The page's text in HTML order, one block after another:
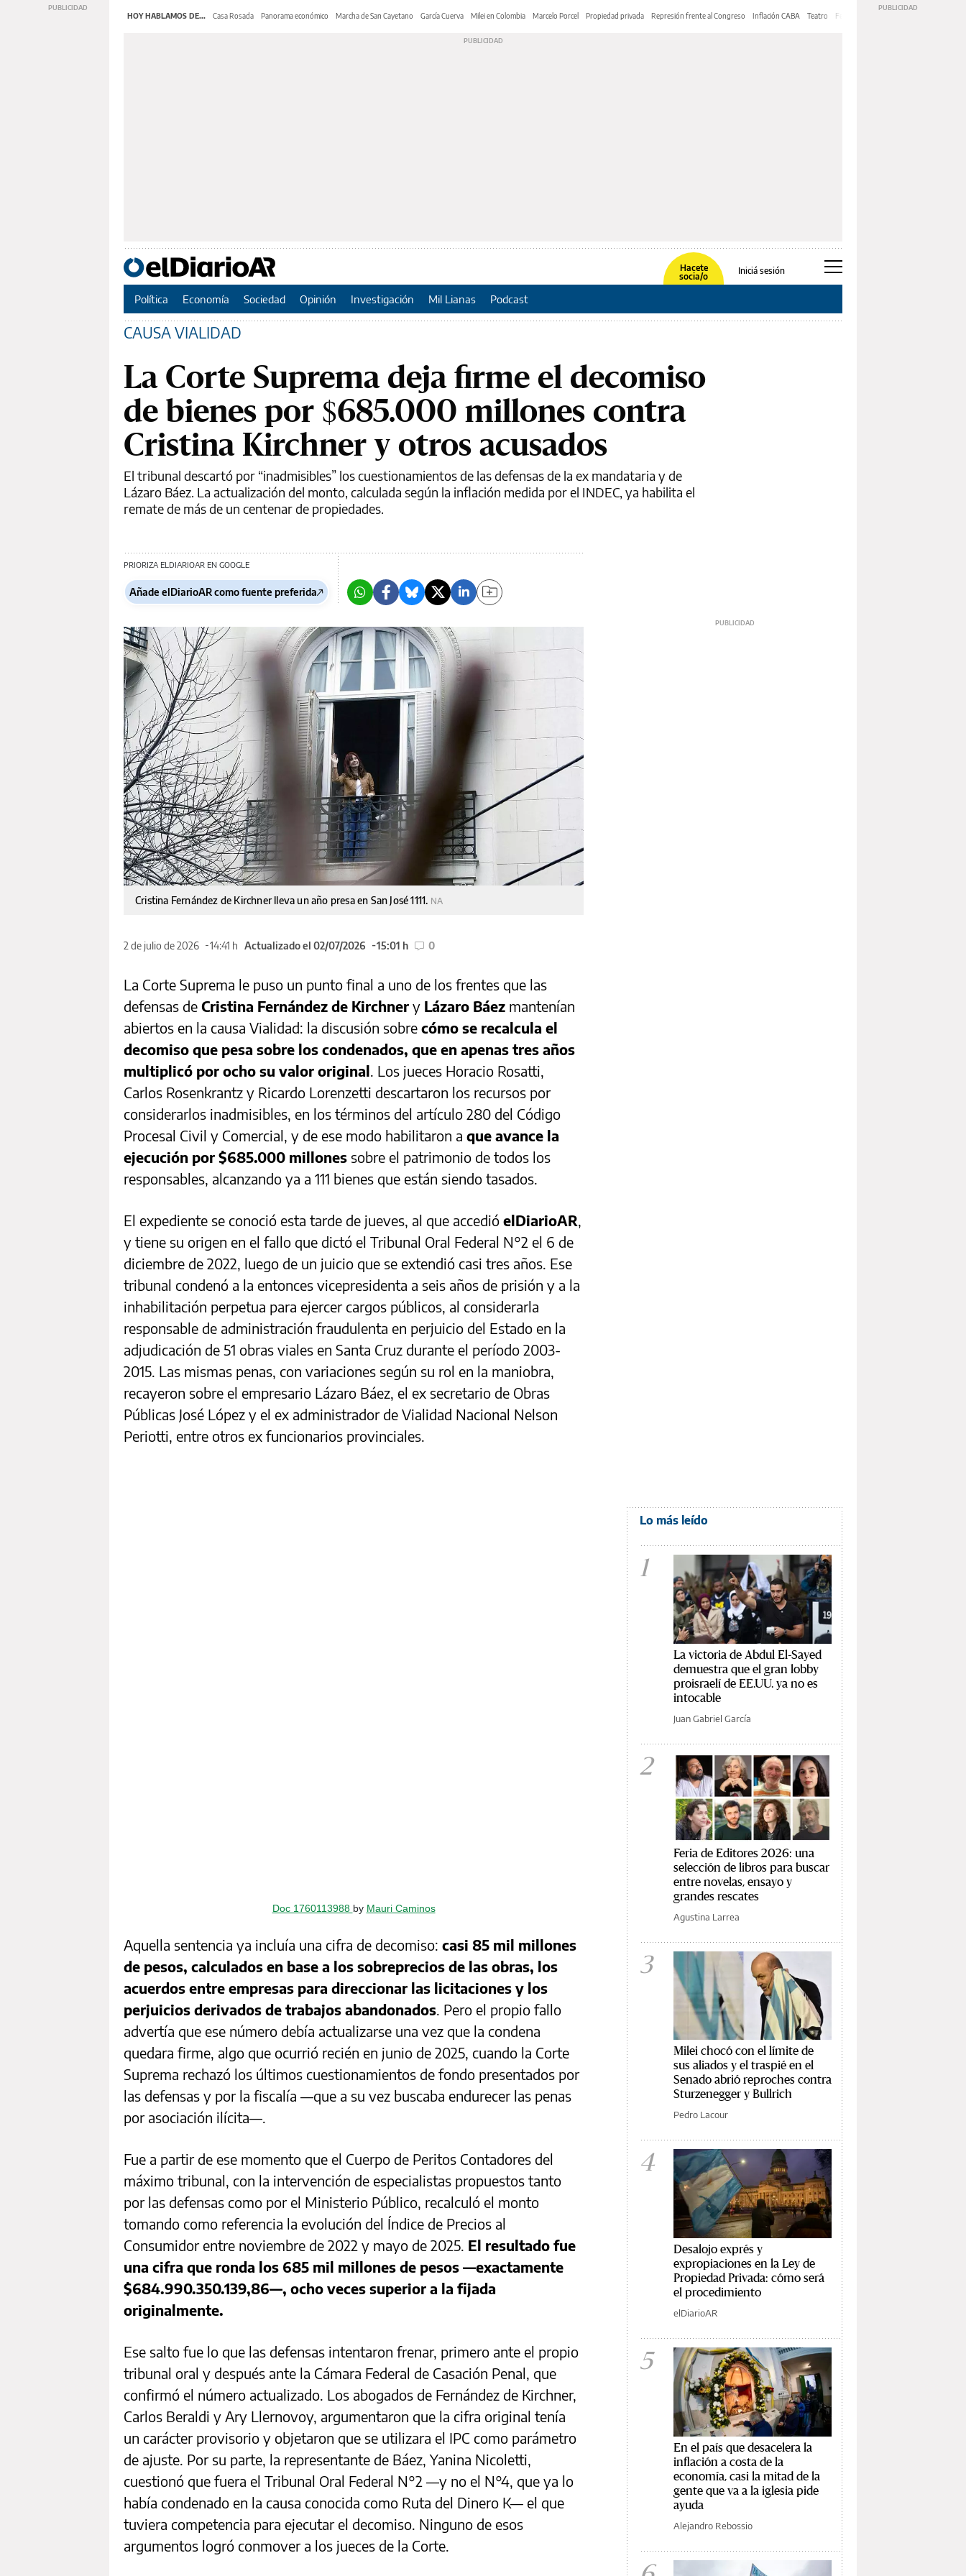
HOY HABLAMOS DE... Casa Rosada Panorama económico Marcha de San Cayetano García Cuerva Milei en Colombia Marcelo Porcel Propiedad privada Represión frente al Congreso Inflación CABA Teatro Feria de Editores
Hacete
socia/o
Iniciá sesión
Política Economía Sociedad Opinión Investigación Mil Lianas Podcast
CAUSA VIALIDAD
La Corte Suprema deja firme el decomiso
de bienes por $685.000 millones contra
Cristina Kirchner y otros acusados
El tribunal descartó por “inadmisibles” los cuestionamientos de las defensas de la ex mandataria y de
Lázaro Báez. La actualización del monto, calculada según la inflación medida por el INDEC, ya habilita el
remate de más de un centenar de propiedades.
PRIORIZA ELDIARIOAR EN GOOGLE
Añade elDiarioAR como fuente preferida
Cristina Fernández de Kirchner lleva un año presa en San José 1111. NA
2 de julio de 2026 14:41 h Actualizado el 02/07/2026 15:01 h 0
La Corte Suprema le puso un punto final a uno de los frentes que las
defensas de Cristina Fernández de Kirchner y Lázaro Báez mantenían
abiertos en la causa Vialidad: la discusión sobre cómo se recalcula el
decomiso que pesa sobre los condenados, que en apenas tres años
multiplicó por ocho su valor original. Los jueces Horacio Rosatti,
Carlos Rosenkrantz y Ricardo Lorenzetti descartaron los recursos por
considerarlos inadmisibles, en los términos del artículo 280 del Código
Procesal Civil y Comercial, y de ese modo habilitaron a que avance la
ejecución por $685.000 millones sobre el patrimonio de todos los
responsables, alcanzando ya a 111 bienes que están siendo tasados.
El expediente se conoció esta tarde de jueves, al que accedió elDiarioAR,
y tiene su origen en el fallo que dictó el Tribunal Oral Federal N°2 el 6 de
diciembre de 2022, luego de un juicio que se extendió casi tres años. Ese
tribunal condenó a la entonces vicepresidenta a seis años de prisión y a la
inhabilitación perpetua para ejercer cargos públicos, al considerarla
responsable de administración fraudulenta en perjuicio del Estado en la
adjudicación de 51 obras viales en Santa Cruz durante el período 2003-
2015. Las mismas penas, con variaciones según su rol en la maniobra,
recayeron sobre el empresario Lázaro Báez, el ex secretario de Obras
Públicas José López y el ex administrador de Vialidad Nacional Nelson
Periotti, entre otros ex funcionarios provinciales.
Doc 1760113988 by Mauri Caminos
Aquella sentencia ya incluía una cifra de decomiso: casi 85 mil millones
de pesos, calculados en base a los sobreprecios de las obras, los
acuerdos entre empresas para direccionar las licitaciones y los
perjuicios derivados de trabajos abandonados. Pero el propio fallo
advertía que ese número debía actualizarse una vez que la condena
quedara firme, algo que ocurrió recién en junio de 2025, cuando la Corte
Suprema rechazó los últimos cuestionamientos de fondo presentados por
las defensas y por la fiscalía —que a su vez buscaba endurecer las penas
por asociación ilícita—.
Fue a partir de ese momento que el Cuerpo de Peritos Contadores del
máximo tribunal, con la intervención de especialistas propuestos tanto
por las defensas como por el Ministerio Público, recalculó el monto
tomando como referencia la evolución del Índice de Precios al
Consumidor entre noviembre de 2022 y mayo de 2025. El resultado fue
una cifra que ronda los 685 mil millones de pesos —exactamente
$684.990.350.139,86—, ocho veces superior a la fijada
originalmente.
Ese salto fue lo que las defensas intentaron frenar, primero ante el propio
tribunal oral y después ante la Cámara Federal de Casación Penal, que
confirmó el número actualizado. Los abogados de Fernández de Kirchner,
Carlos Beraldi y Ary Llernovoy, argumentaron que la cifra original tenía
un carácter provisorio y objetaron que se utilizara el IPC como parámetro
de ajuste. Por su parte, la representante de Báez, Yanina Nicoletti,
cuestionó que fuera el Tribunal Oral Federal N°2 —y no el N°4, que ya lo
había condenado en la causa conocida como Ruta del Dinero K— el que
tuviera competencia para ejecutar el decomiso. Ninguno de esos
argumentos logró conmover a los jueces de la Corte.
Lo más leído
1
La victoria de Abdul El-Sayed
demuestra que el gran lobby
proisraelí de EE.UU. ya no es
intocable
Juan Gabriel García
2
Feria de Editores 2026: una
selección de libros para buscar
entre novelas, ensayo y
grandes rescates
Agustina Larrea
3
Milei chocó con el límite de
sus aliados y el traspié en el
Senado abrió reproches contra
Sturzenegger y Bullrich
Pedro Lacour
4
Desalojo exprés y
expropiaciones en la Ley de
Propiedad Privada: cómo será
el procedimiento
elDiarioAR
5
En el país que desacelera la
inflación a costa de la
economía, casi la mitad de la
gente que va a la iglesia pide
ayuda
Alejandro Rebossio